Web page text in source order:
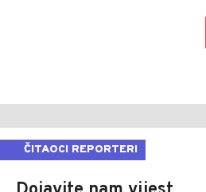
ČITAOCI REPORTERI